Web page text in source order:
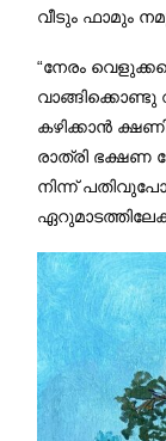
വീടും ഫാമും
“നേരം
കഴിക്കാൻ
രാത്രി ഭക്ഷണ
നിന്ന്